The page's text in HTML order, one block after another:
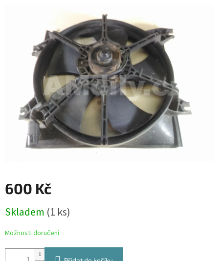
hvězdiček.
600 Kč
cena:
Skladem (1 ks)
Možnosti doručení